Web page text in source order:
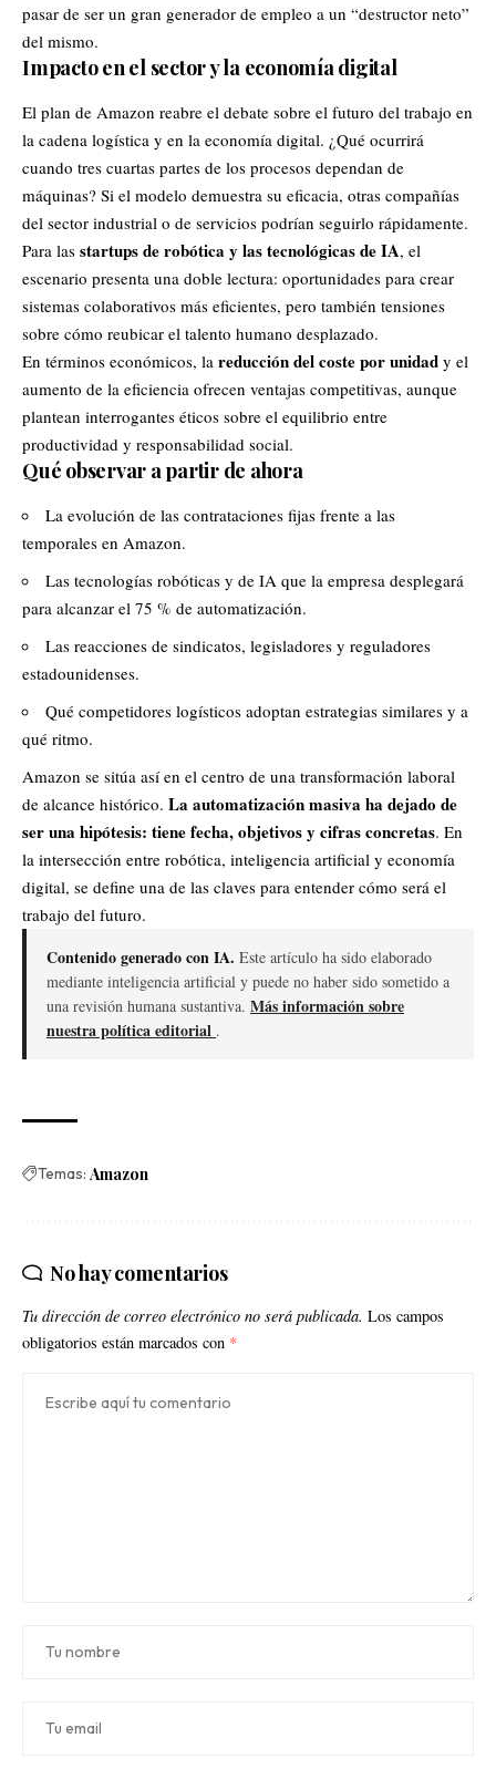
pasar de ser un gran generador de empleo a un “destructor neto”
del mismo.
Impacto en el sector y la economía digital
El plan de Amazon reabre el debate sobre el futuro del trabajo en
la cadena logística y en la economía digital. ¿Qué ocurrirá
cuando tres cuartas partes de los procesos dependan de
máquinas? Si el modelo demuestra su eficacia, otras compañías
del sector industrial o de servicios podrían seguirlo rápidamente.
Para las startups de robótica y las tecnológicas de IA, el
escenario presenta una doble lectura: oportunidades para crear
sistemas colaborativos más eficientes, pero también tensiones
sobre cómo reubicar el talento humano desplazado.
En términos económicos, la reducción del coste por unidad y el
aumento de la eficiencia ofrecen ventajas competitivas, aunque
plantean interrogantes éticos sobre el equilibrio entre
productividad y responsabilidad social.
Qué observar a partir de ahora
La evolución de las contrataciones fijas frente a las
temporales en Amazon.
Las tecnologías robóticas y de IA que la empresa desplegará
para alcanzar el 75 % de automatización.
Las reacciones de sindicatos, legisladores y reguladores
estadounidenses.
Qué competidores logísticos adoptan estrategias similares y a
qué ritmo.
Amazon se sitúa así en el centro de una transformación laboral
de alcance histórico. La automatización masiva ha dejado de
ser una hipótesis: tiene fecha, objetivos y cifras concretas. En
la intersección entre robótica, inteligencia artificial y economía
digital, se define una de las claves para entender cómo será el
trabajo del futuro.
Contenido generado con IA. Este artículo ha sido elaborado
mediante inteligencia artificial y puede no haber sido sometido a
una revisión humana sustantiva. Más información sobre
nuestra política editorial .
Temas: Amazon
No hay comentarios
Tu dirección de correo electrónico no será publicada. Los campos
obligatorios están marcados con *